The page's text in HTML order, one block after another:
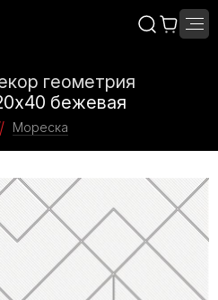
геометрия
бежевая
Мореска